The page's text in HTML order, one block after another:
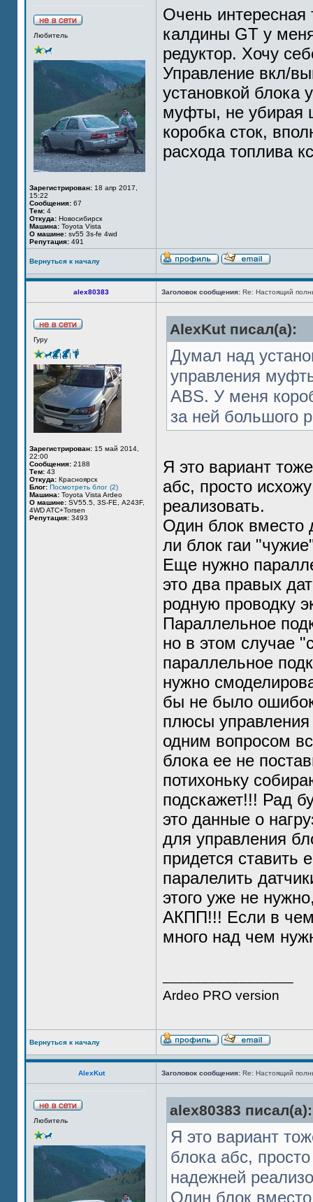
Любитель
Зарегистрирован: 18 апр 2017,
15:22
Сообщения: 67
Тем: 4
Откуда: Новосибирск
Машина: Toyota Vista
О машине: sv55 3s-fe 4wd
Репутация: 491
Очень интересная
калдины GT у
редуктор. Хочу
Управление вкл/
установкой блока
муфты, не убирая
коробка сток,
расхода топлива
Вернуться к началу
alex80383 Заголовок сообщения: Re: Настоящий
Гуру
Зарегистрирован: 15 май 2014,
22:00
Сообщения: 2188
Тем: 43
Откуда: Красноярск
Блог: Посмотреть блог (2)
Машина: Toyota Vista Ardeo
О машине: SV55.5, 3S-FE, А243F,
4WD ATC+Torsen
Репутация: 3493
AlexKut писал(а):
Думал над
управления
ABS. У меня
за ней большого
Я это вариант
абс, просто
реализовать.
Один блок вместо
ли блок гаи
Еще нужно
это два правых
родную проводку
Параллельное
но в этом случае
параллельное
нужно
бы не было
плюсы
одним вопросом
блока ее не
потихоньку
подскажет!!! Рад
это данные о
для управления
придется ставить
паралелить
этого уже не
АКПП!!! Если в
много над чем
Ardeo PRO version
Вернуться к началу
AlexKut Заголовок сообщения: Re: Настоящий
Любитель
alex80383 писал(а):
Я это вариант
блока абс,
надежней
Один блок